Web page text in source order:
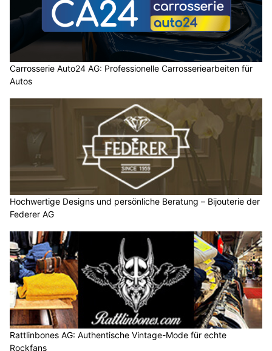
Carrosserie Auto24 AG: Professionelle Carrosseriearbeiten für
Autos
Hochwertige Designs und persönliche Beratung – Bijouterie der
Federer AG
Rattlinbones AG: Authentische Vintage-Mode für echte
Rockfans